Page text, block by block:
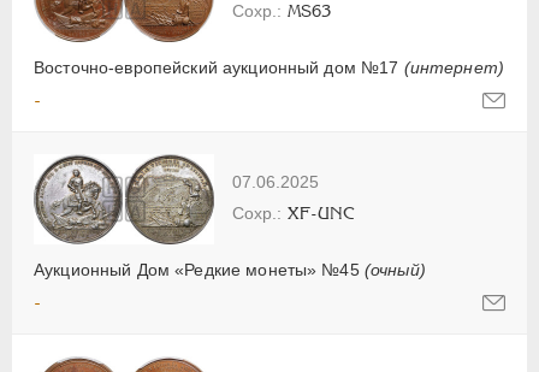
Восточно-европейский аукционный дом №17 (интернет)
MS63
-
07.06.2025
Аукционный Дом «Редкие монеты» №45 (очный)
XF-UNC
-